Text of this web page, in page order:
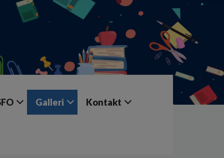
Galleri Kontakt